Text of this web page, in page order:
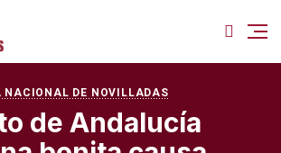
NACIONAL DE NOVILLADAS
de Andalucía